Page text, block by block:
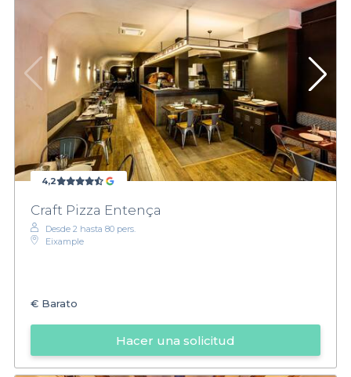
4,2
Craft Pizza Entença
Desde 2 hasta 80 pers.
Eixample
€ Barato
Hacer una solicitud